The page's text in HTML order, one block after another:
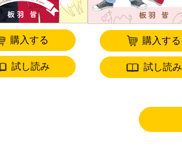
購入する
試し読み
購入する
試し読み